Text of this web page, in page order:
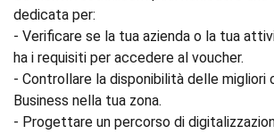
dedicata per:
- Verificare se la tua azienda o la tua
ha i requisiti per accedere al voucher.
- Controllare la disponibilità delle
Business nella tua zona.
- Progettare un percorso di